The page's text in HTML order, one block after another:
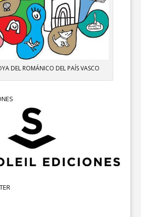
DEL ROMÁNICO DEL PAÍS VASCO